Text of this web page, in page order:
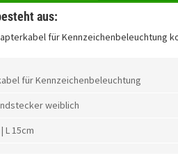
aus:
für Kennzeichenbeleuchtung
für Kennzeichenbeleuchtung
weiblich
L 15cm